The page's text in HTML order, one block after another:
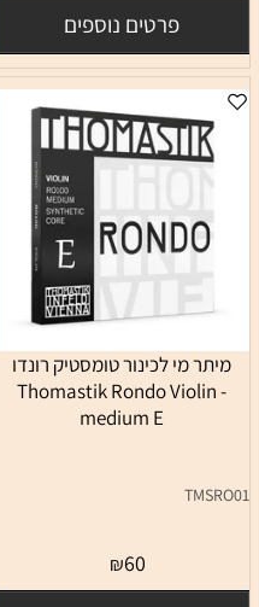
פרטים נוספים
מיתר מי לכינור טומסטיק רונדו
Thomastik Rondo Violin -
medium E
TMSRO01
₪60